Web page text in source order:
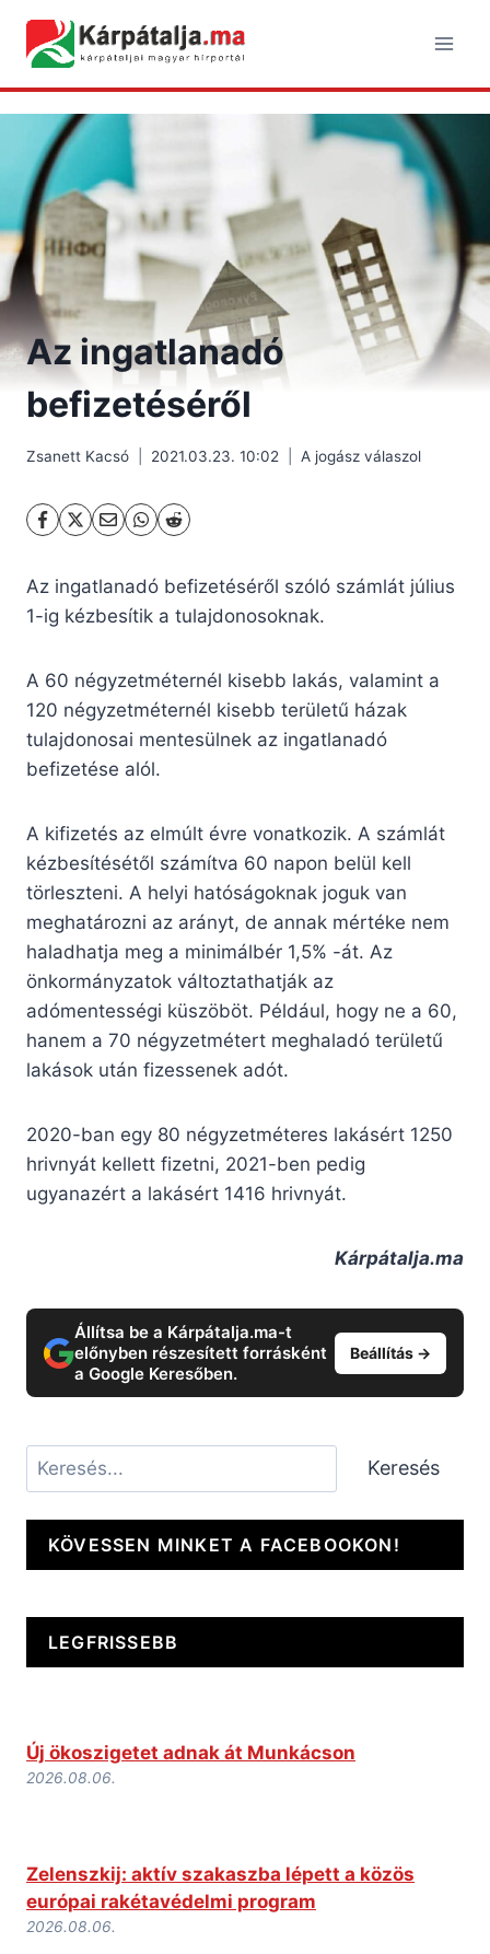
content
Az ingatlanadó
befizetéséről
Zsanett Kacsó 2021.03.23. 10:02 A jogász válaszol
Az ingatlanadó befizetéséről szóló számlát július
1-ig kézbesítik a tulajdonosoknak.
A 60 négyzetméternél kisebb lakás, valamint a
120 négyzetméternél kisebb területű házak
tulajdonosai mentesülnek az ingatlanadó
befizetése alól.
A kifizetés az elmúlt évre vonatkozik. A számlát
kézbesítésétől számítva 60 napon belül kell
törleszteni. A helyi hatóságoknak joguk van
meghatározni az arányt, de annak mértéke nem
haladhatja meg a minimálbér 1,5% -át. Az
önkormányzatok változtathatják az
adómentességi küszöböt. Például, hogy ne a 60,
hanem a 70 négyzetmétert meghaladó területű
lakások után fizessenek adót.
2020-ban egy 80 négyzetméteres lakásért 1250
hrivnyát kellett fizetni, 2021-ben pedig
ugyanazért a lakásért 1416 hrivnyát.
Kárpátalja.ma
Állítsa be a Kárpátalja.ma-t
előnyben részesített forrásként
a Google Keresőben.
Beállítás →
Keresés Keresés
KÖVESSEN MINKET A FACEBOOKON!
LEGFRISSEBB
Új ökoszigetet adnak át Munkácson
2026.08.06.
Zelenszkij: aktív szakaszba lépett a közös
európai rakétavédelmi program
2026.08.06.